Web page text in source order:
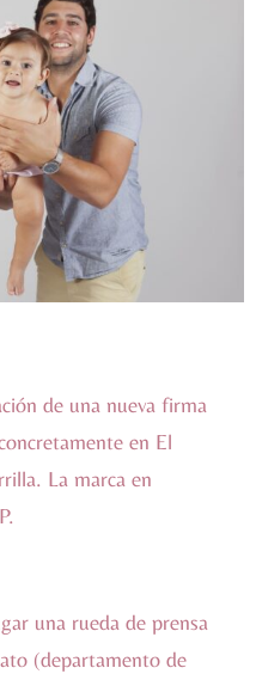
de una nueva firma
en El
La marca en
una rueda de prensa
(departamento de